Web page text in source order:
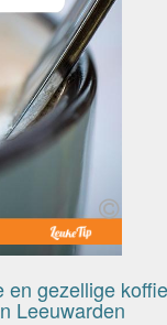
en gezellige
Leeuwarden